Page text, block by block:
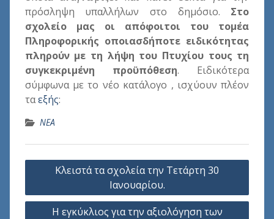
πρόσληψη υπαλλήλων στο δημόσιο. Στο
σχολείο μας οι απόφοιτοι του τομέα
Πληροφορικής οποιασδήποτε ειδικότητας
πληρούν με τη λήψη του Πτυχίου τους τη
συγκεκριμένη προϋπόθεση. Ειδικότερα
σύμφωνα με το νέο κατάλογο , ισχύουν πλέον
ταεξής:
ΝΕΑ
Πλοήγηση
Κλειστά τα σχολεία την Τετάρτη 30
Ιανουαρίου.
Η εγκύκλιος για την αξιολόγηση των